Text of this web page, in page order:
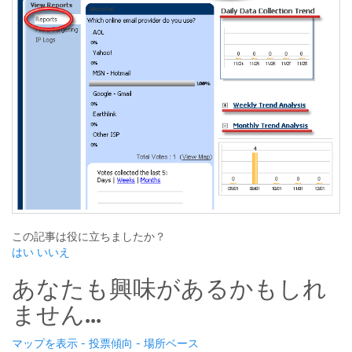
この記事は役に立ちましたか？
はい いいえ
あなたも興味があるかもしれ
ません...
マップを表示 - 投票傾向 - 場所ベース